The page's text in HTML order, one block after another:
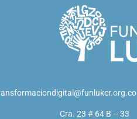
Cra. 23 # 64 B – 33